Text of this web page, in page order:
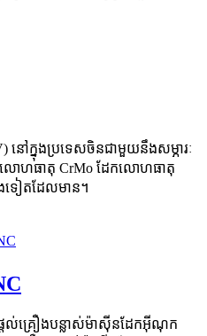
ៅក្នុងប្រទេសចិនជាមួយនឹងសម្ភារៈ
កលោហធាតុ CrMo ដែកលោហធាតុ
ទៀតដែលមាន។
តល់គ្រឿងបន្លាស់ម៉ាស៊ីនដែកអ៊ីណុក